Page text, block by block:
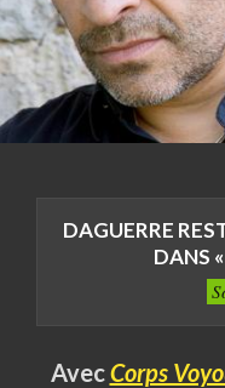
DAGUERRE
DANS
AvecCorps